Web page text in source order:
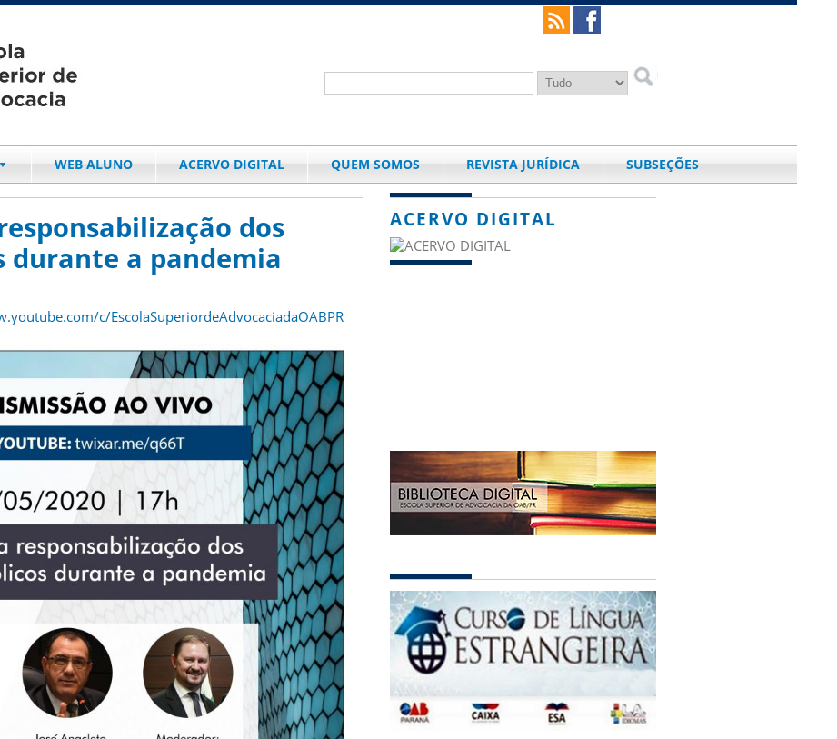
WEB ALUNO ACERVO DIGITAL QUEM SOMOS REVISTA JURÍDICA SUBSEÇÕES
dos
durante a pandemia
c/EscolaSuperiordeAdvocaciadaOABPR
ACERVO DIGITAL